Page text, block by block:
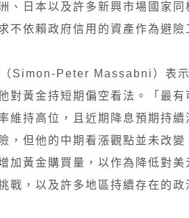
、日本以及許多新興市場國家
不依賴政府信用的資產作為避
Simon-Peter Massabni）表
對黃金持短期偏空看法。「最
維持高位，且近期降息預期持續
，但他的中期看漲觀點並未改
加黃金購買量，以作為降低對
戰，以及許多地區持續存在的